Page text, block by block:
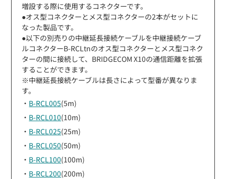
増設する際に使用するコネクターです。
●オス型コネクターとメス型コネクターの2本がセットに
なった製品です。
●以下の別売りの中継延長接続ケーブルを中継接続ケーブ
ルコネクターB-RCLtnのオス型コネクターとメス型コネク
ターの間に接続して、BRIDGECOM X10の通信距離を拡張
することができます。
※中継延長接続ケーブルは長さによって型番が異なりま
す。
・ B-RCL005(5m)
・ B-RCL010(10m)
・ B-RCL025(25m)
・ B-RCL050(50m)
・ B-RCL100(100m)
・ B-RCL200(200m)